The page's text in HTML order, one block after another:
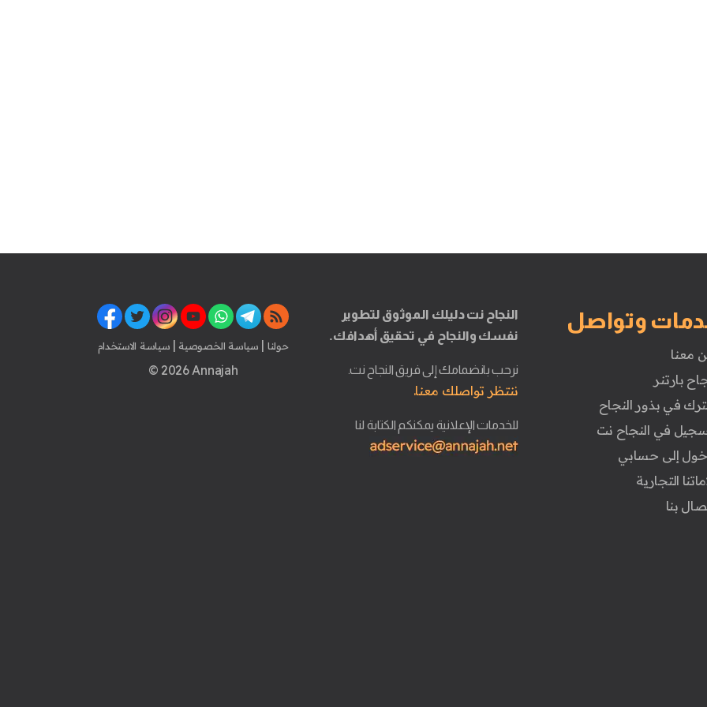
وتواصل
معنا
بارتنر
في بذور النجاح
في النجاح نت
إلى حسابي
التجارية
بنا
النجاح نت دليلك الموثوق لتطوير
نفسك والنجاح في تحقيق أهدافك.
نرحب بانضمامك إلى فريق النجاح نت.
ننتظر تواصلك معنا.
للخدمات الإعلانية يمكنكم الكتابة لنا
حولنا | سياسة الخصوصية | سياسة الاستخدام
© 2026 Annajah